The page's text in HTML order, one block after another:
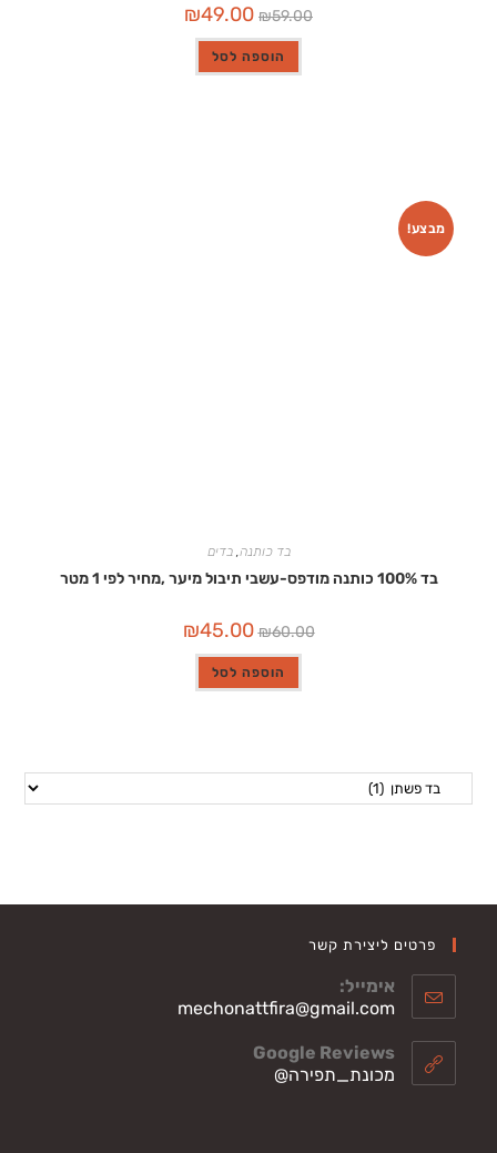
₪59.00
המחיר
המקורי
היה:
₪59.00.
₪49.00
הוספה לסל
מבצע!
בד כותנה,בדים
בד 100% כותנה מודפס-עשבי תיבול מיער ,מחיר לפי 1 מטר
₪60.00
המחיר
המקורי
היה:
₪60.00.
₪45.00
הוספה לסל
פרטים ליצירת קשר
אימייל:
mechonattfira@gmail.com
Google Reviews
מכונת_תפירה@